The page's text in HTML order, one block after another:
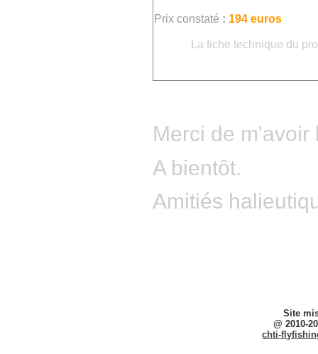
Prix constaté : 194 euros
La fiche technique du
Merci de m'avoir
A bientôt.
Amitiés
Site
@ 2010-
chti-